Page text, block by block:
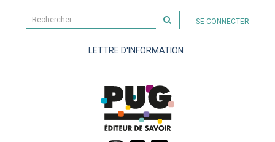
sur
site
SE CONNECTER
LETTRE D'INFORMATION